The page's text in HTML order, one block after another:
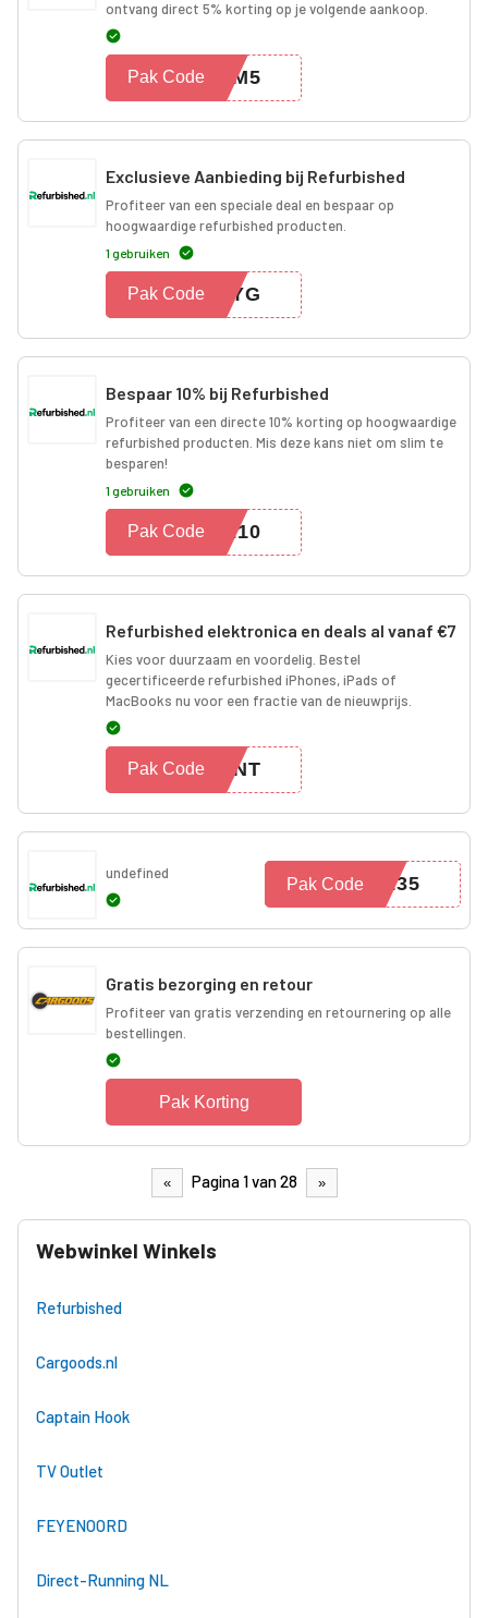
ontvang direct 5% korting op je volgende aankoop.
KOM5
Pak Code
Exclusieve Aanbieding bij Refurbished
Profiteer van een speciale deal en bespaar op
hoogwaardige refurbished producten.
1 gebruiken
NDYG
Pak Code
Bespaar 10% bij Refurbished
Profiteer van een directe 10% korting op hoogwaardige
refurbished producten. Mis deze kans niet om slim te
besparen!
1 gebruiken
VE10
Pak Code
Refurbished elektronica en deals al vanaf €7
Kies voor duurzaam en voordelig. Bestel
gecertificeerde refurbished iPhones, iPads of
MacBooks nu voor een fractie van de nieuwprijs.
TUNT
Pak Code
undefined
AL35
Pak Code
Gratis bezorging en retour
Profiteer van gratis verzending en retournering op alle
bestellingen.
Pak Korting
« Pagina 1 van 28 »
Webwinkel Winkels
Refurbished
Cargoods.nl
Captain Hook
TV Outlet
FEYENOORD
Direct-Running NL